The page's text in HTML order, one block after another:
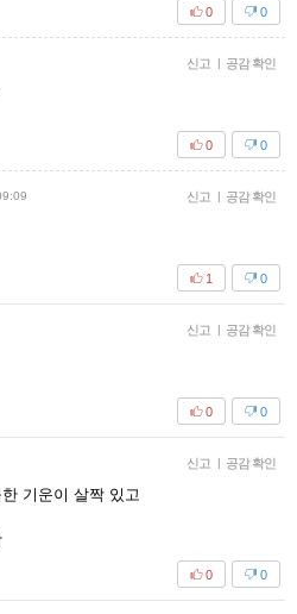
0
0
신고 공감 확인
0
0
신고 공감 확인
0
1
신고 공감 확인
0
0
신고 공감 확인
기운이 살짝 있고
0
0